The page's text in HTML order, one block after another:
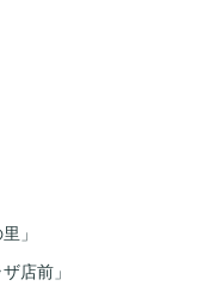
」
店前」